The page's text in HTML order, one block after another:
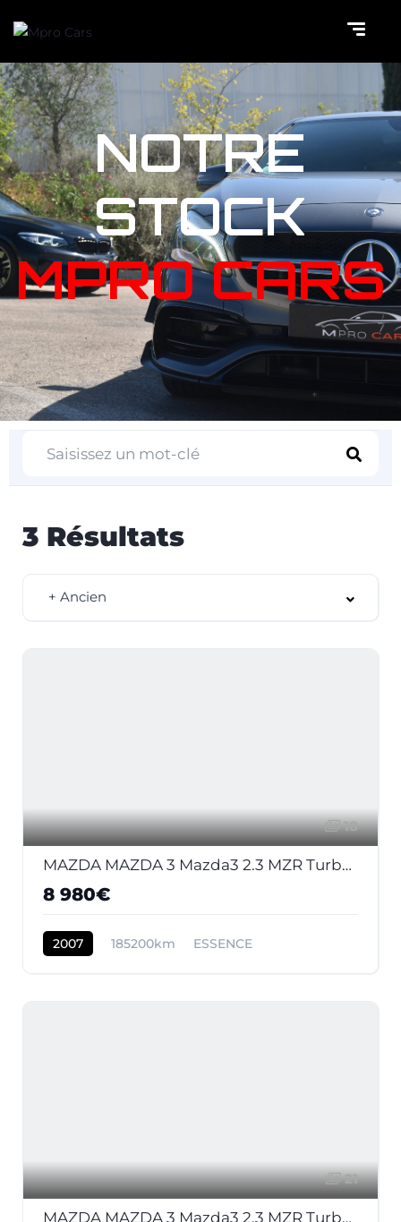
NOTRE
STOCK
MPRO CARS
3 Résultats
+ Ancien
18
MAZDA MAZDA 3 Mazda3 2.3 MZR Turbo 2003 BERLINE MPS PHASE 2
8 980€
2007 185200km ESSENCE
21
MAZDA MAZDA 3 Mazda3 2.3 MZR Turbo 2003 BERLINE MPS PHASE 2